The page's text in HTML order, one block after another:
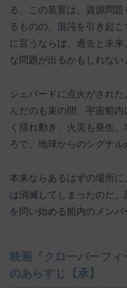
る。この装置は、資源問
るものの、混沌を引き起
に言うならば、過去と未
な問題が出るかもしれない
シェパードに点火がされ
んだのも束の間、宇宙船
く揺れ動き、火災も発生
ろで、地球からのシグナル
本来ならあるはずの場所
は消滅してしまったのだ
を問い始める船内のメンバ
映画『クローバーフィ
のあらすじ【承】